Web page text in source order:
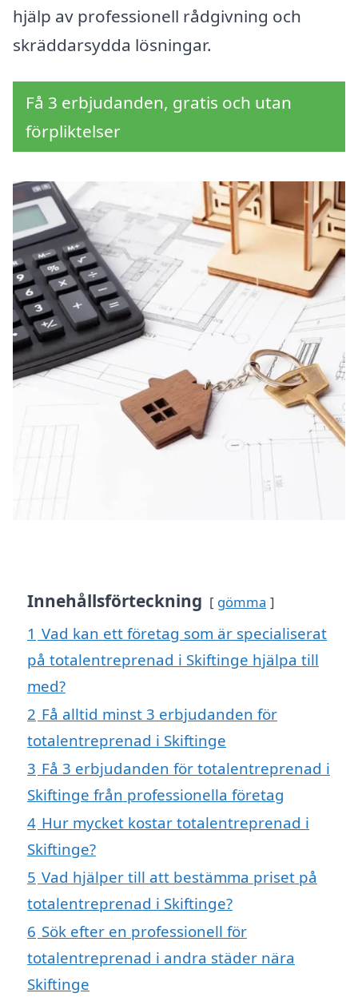
hjälp av professionell rådgivning och
skräddarsydda lösningar.
Få 3 erbjudanden, gratis och utan
förpliktelser
Innehållsförteckning gömma
1 Vad kan ett företag som är specialiserat
på totalentreprenad i Skiftinge hjälpa till
med?
2 Få alltid minst 3 erbjudanden för
totalentreprenad i Skiftinge
3 Få 3 erbjudanden för totalentreprenad i
Skiftinge från professionella företag
4 Hur mycket kostar totalentreprenad i
Skiftinge?
5 Vad hjälper till att bestämma priset på
totalentreprenad i Skiftinge?
6 Sök efter en professionell för
totalentreprenad i andra städer nära
Skiftinge